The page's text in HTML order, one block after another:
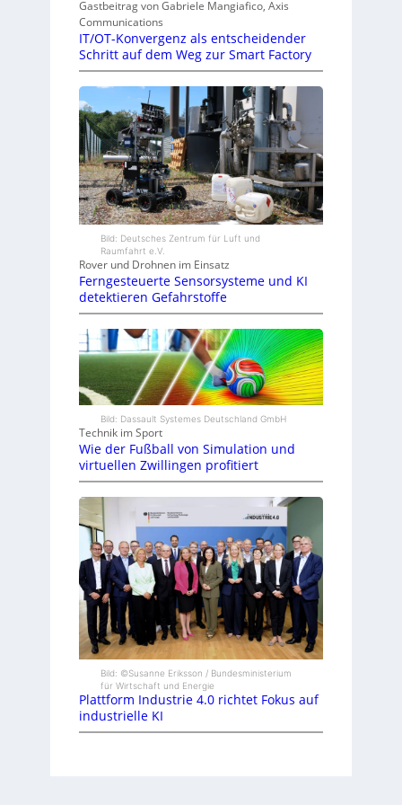
Gastbeitrag von Gabriele Mangiafico, Axis
Communications
IT/OT-Konvergenz als entscheidender
Schritt auf dem Weg zur Smart Factory
Bild: Deutsches Zentrum für Luft und
Raumfahrt e.V.
Rover und Drohnen im Einsatz
Ferngesteuerte Sensorsysteme und KI
detektieren Gefahrstoffe
Bild: Dassault Systemes Deutschland GmbH
Technik im Sport
Wie der Fußball von Simulation und
virtuellen Zwillingen profitiert
Bild: ©Susanne Eriksson / Bundesministerium
für Wirtschaft und Energie
Plattform Industrie 4.0 richtet Fokus auf
industrielle KI